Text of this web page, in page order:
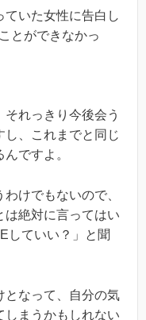
ていた女性に告白し
とができなかっ
れっきり今後会う
し、これまでと同じ
ですよ。
けでもないので、
は絶対に言ってはい
していい？」と聞
となって、自分の気
しまうかもしれない